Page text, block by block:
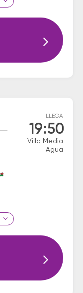
LLEGA
19:50
Villa Media
Agua